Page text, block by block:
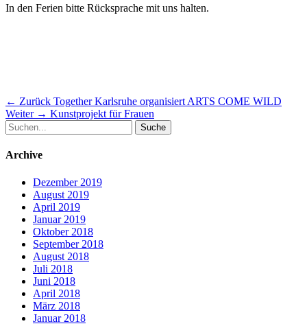
In den Ferien bitte Rücksprache mit uns halten.
Beitragsnavigation
← Zurück Vorheriger
Beitrag:
Together Karlsruhe organisiert ARTS COME WILD
Weiter → Nächster
Kunstprojekt für Frauen
Suche
nach:
Archive
Dezember 2019
August 2019
April 2019
Januar 2019
Oktober 2018
September 2018
August 2018
Juli 2018
Juni 2018
April 2018
März 2018
Januar 2018